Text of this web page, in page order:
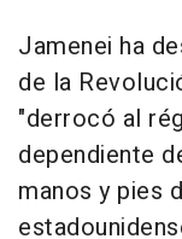
Jamenei ha
de la
"derrocó al
dependiente
manos y pies